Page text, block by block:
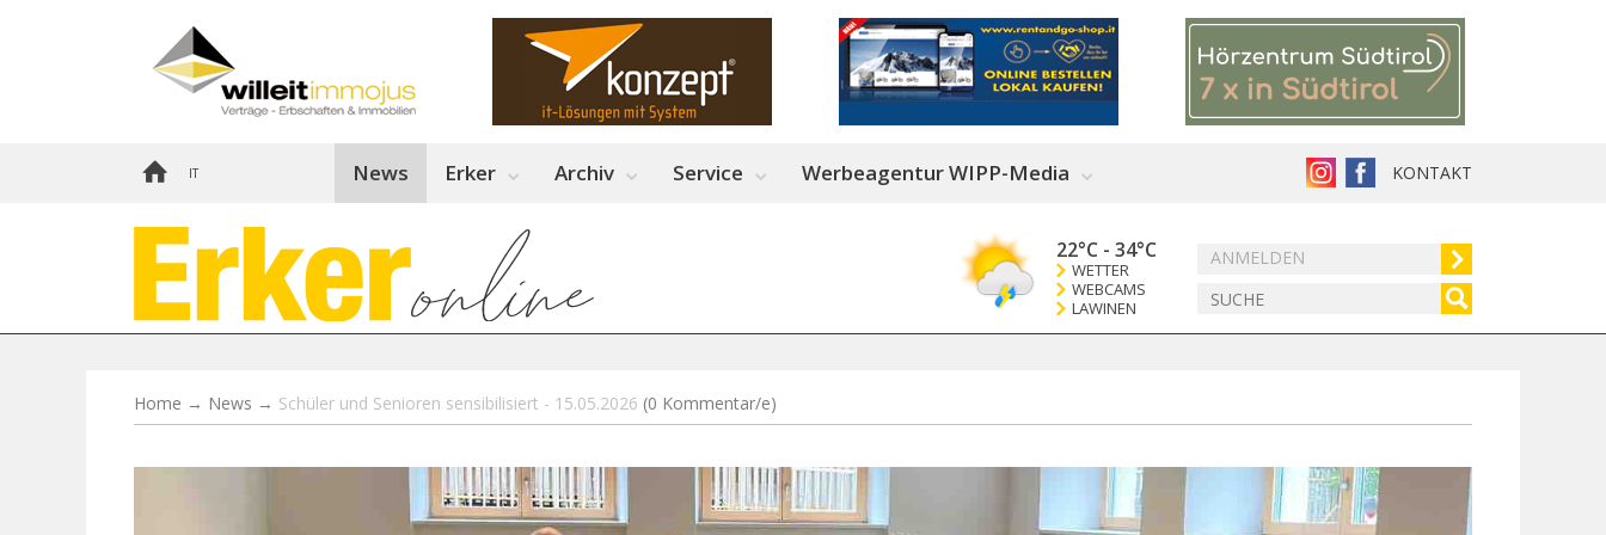
IT KONTAKT
News Erker Archiv Service Werbeagentur WIPP-Media
ANMELDEN
22°C - 34°C
WETTER
WEBCAMS
LAWINEN
Home → News → Schüler und Senioren sensibilisiert - 15.05.2026 (0 Kommentar/e)